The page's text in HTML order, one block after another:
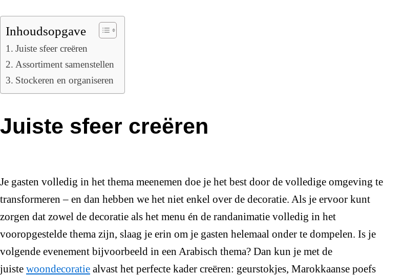
Inhoudsopgave
Juiste sfeer creëren
Assortiment samenstellen
Stockeren en organiseren
Juiste sfeer creëren
Je gasten volledig in het thema meenemen doe je het best door de volledige omgeving te
transformeren – en dan hebben we het niet enkel over de decoratie. Als je ervoor kunt
zorgen dat zowel de decoratie als het menu én de randanimatie volledig in het
vooropgestelde thema zijn, slaag je erin om je gasten helemaal onder te dompelen. Is je
volgende evenement bijvoorbeeld in een Arabisch thema? Dan kun je met de
juiste woondecoratie alvast het perfecte kader creëren: geurstokjes, Marokkaanse poefs